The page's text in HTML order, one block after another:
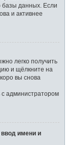
данных. Если
и активнее
легко получить
и щёлкните на
вы снова
с администратором
имени и